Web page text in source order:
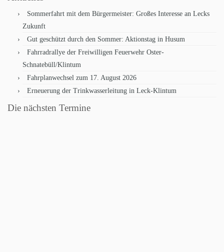
Sommerfahrt mit dem Bürgermeister: Großes Interesse an Lecks
Zukunft
Gut geschützt durch den Sommer: Aktionstag in Husum
Fahrradrallye der Freiwilligen Feuerwehr Oster-
Schnatebüll/Klintum
Fahrplanwechsel zum 17. August 2026
Erneuerung der Trinkwasserleitung in Leck-Klintum
Die nächsten Termine